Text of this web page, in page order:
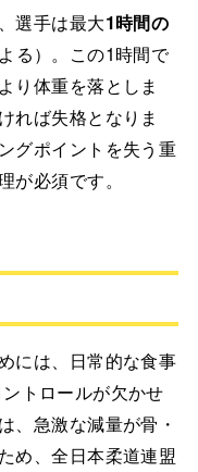
選手は最大1時間の
る）。この1時間で
り体重を落としま
れば失格となりま
グポイントを失う重
が必須です。
には、日常的な食事
ントロールが欠かせ
、急激な減量が骨・
め、全日本柔道連盟